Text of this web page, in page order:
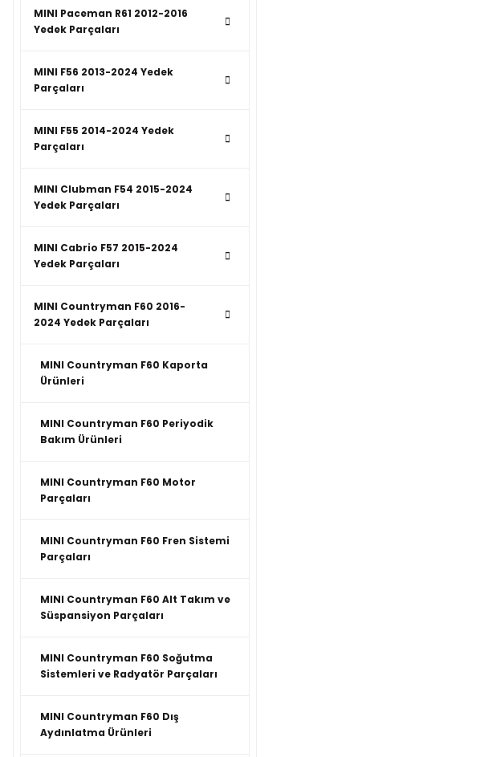
MINI Paceman R61 2012-2016
Yedek Parçaları
MINI F56 2013-2024 Yedek
Parçaları
MINI F55 2014-2024 Yedek
Parçaları
MINI Clubman F54 2015-2024
Yedek Parçaları
MINI Cabrio F57 2015-2024
Yedek Parçaları
MINI Countryman F60 2016-
2024 Yedek Parçaları
MINI Countryman F60 Kaporta
Ürünleri
MINI Countryman F60 Periyodik
Bakım Ürünleri
MINI Countryman F60 Motor
Parçaları
MINI Countryman F60 Fren Sistemi
Parçaları
MINI Countryman F60 Alt Takım ve
Süspansiyon Parçaları
MINI Countryman F60 Soğutma
Sistemleri ve Radyatör Parçaları
MINI Countryman F60 Dış
Aydınlatma Ürünleri